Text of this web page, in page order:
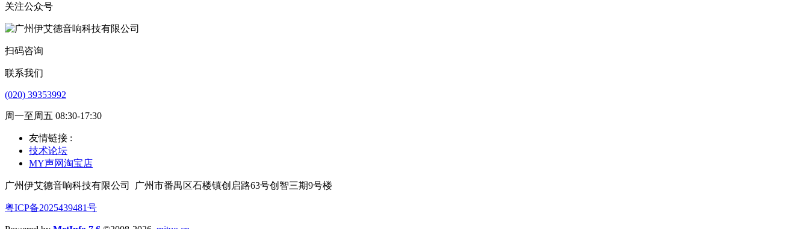
关注公众号
扫码咨询
联系我们
(020) 39353992
周一至周五 08:30-17:30
友情链接 :
技术论坛
MY声网淘宝店
广州伊艾德音响科技有限公司 广州市番禺区石楼镇创启路63号创智三期9号楼
粤ICP备2025439481号